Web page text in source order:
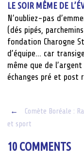
LE SOIR MÊME DE
N’oubliez-pas
(dés pipés,
fondation Charogne
d’équipe… car
même que de
échanges pré et post
Post
←
Comète Boréale :
et sport
10 COMMENTS